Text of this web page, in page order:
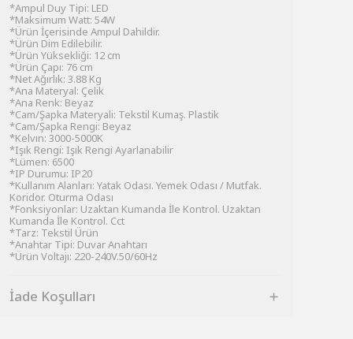
*Ampul Duy Tipi: LED
*Maksimum Watt: 54W
*Ürün İçerisinde Ampul Dahildir.
*Ürün Dim Edilebilir.
*Ürün Yüksekliği: 12 cm
*Ürün Çapı: 76 cm
*Net Ağırlık: 3.88 Kg
*Ana Materyal: Çelik
*Ana Renk: Beyaz
*Cam/Şapka Materyali: Tekstil Kumaş. Plastik
*Cam/Şapka Rengi: Beyaz
*Kelvın: 3000-5000K
*Işık Rengi: Işık Rengi Ayarlanabilir
*Lümen: 6500
*IP Durumu: IP20
*Kullanım Alanları: Yatak Odası. Yemek Odası / Mutfak.
Koridor. Oturma Odası
*Fonksiyonlar: Uzaktan Kumanda İle Kontrol. Uzaktan
Kumanda İle Kontrol. Cct
*Tarz: Tekstil Ürün
*Anahtar Tipi: Duvar Anahtarı
*Ürün Voltajı: 220-240V.50/60Hz
İade Koşulları